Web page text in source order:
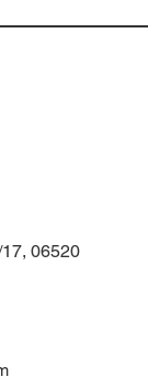
17, 06520